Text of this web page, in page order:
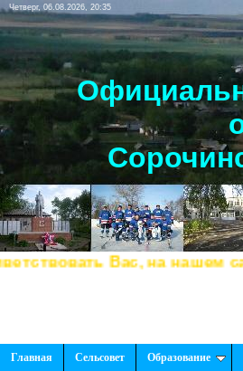
Четверг, 06.08.2026, 20:35
Вас, на нашем
Главная Сельсовет Образование